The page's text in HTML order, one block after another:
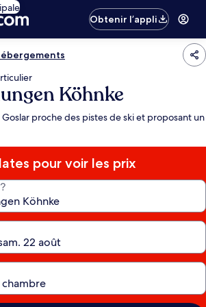
Obtenir l’appli
Köhnke
proche des pistes de ski et proposant un
pour voir les prix